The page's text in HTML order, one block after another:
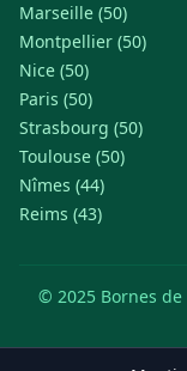
Marseille (50)
Montpellier (50)
Nice (50)
Paris (50)
Strasbourg (50)
Toulouse (50)
Nîmes (44)
Reims (43)
© 2025 Bornes de